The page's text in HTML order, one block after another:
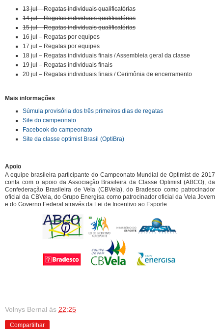
13 jul – Regatas individuais qualificatórias
14 jul – Regatas individuais qualificatórias
15 jul – Regatas individuais qualificatórias
16 jul – Regatas por equipes
17 jul – Regatas por equipes
18 jul – Regatas individuais finais / Assembleia geral da classe
19 jul – Regatas individuais finais
20 jul – Regatas individuais finais / Cerimônia de encerramento
Mais informações
Súmula provisória dos três primeiros dias de regatas
Site do campeonato
Facebook do campeonato
Site da classe optimist Brasil (OptiBra)
Apoio
A equipe brasileira participante do Campeonato Mundial de Optimist de 2017
conta com o apoio da Associação Brasileira da Classe Optimist (ABCO), da
Confederação Brasileira de Vela (CBVela), do Bradesco como patrocinador
oficial da CBVela, do Grupo Energisa como patrocinador oficial da Vela Jovem
e do Governo Federal através da Lei de Incentivo ao Esporte.
Volnys Bernal às 22:25
Compartilhar